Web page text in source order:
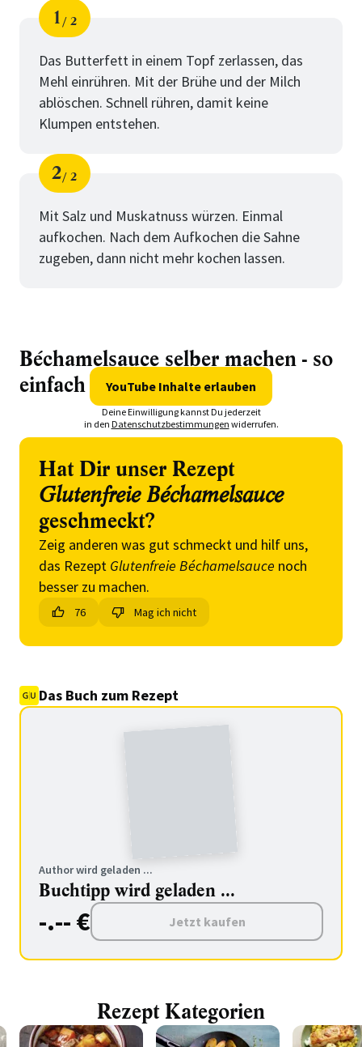
Schritt
1
von
2
Das Butterfett in einem Topf zerlassen, das
Mehl einrühren. Mit der Brühe und der Milch
ablöschen. Schnell rühren, damit keine
Klumpen entstehen.
Schritt
2
von
2
Mit Salz und Muskatnuss würzen. Einmal
aufkochen. Nach dem Aufkochen die Sahne
zugeben, dann nicht mehr kochen lassen.
Béchamelsauce selber machen - so
einfach geht's!YouTube Inhalte erlauben
Deine Einwilligung kannst Du jederzeit
in den Datenschutzbestimmungen widerrufen.
Hat Dir unser Rezept
Glutenfreie Béchamelsauce
geschmeckt?
Zeig anderen was gut schmeckt und hilf uns,
das Rezept Glutenfreie Béchamelsauce noch
besser zu machen.
76 Mag ich nicht
Das Buch zum Rezept
Author wird geladen ...
Buchtipp wird geladen ...
-.-- € Jetzt kaufen
Rezept Kategorien